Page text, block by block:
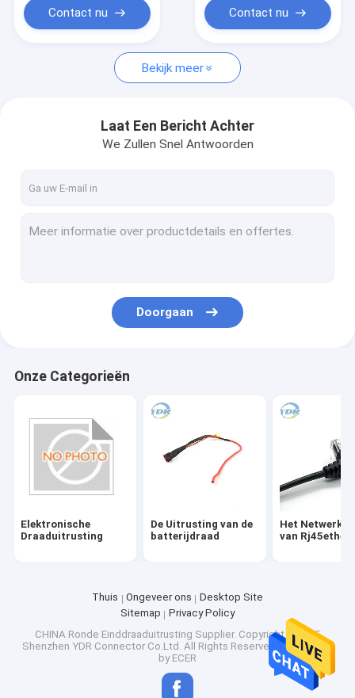
Contact nu Contact nu
Bekijk meer
Laat Een Bericht Achter
We Zullen Snel Antwoorden
Doorgaan
Onze Categorieën
Elektronische
Draaduitrusting
De Uitrusting van de
batterijdraad
Het
van
Thuis Ongeveer ons
Desktop Site
Sitemap
Privacy Policy
CHINA Ronde Einddraaduitrusting Supplier. Copyright © 2025
Shenzhen YDR Connector Co.Ltd. All Rights Reserved. Developed
by ECER